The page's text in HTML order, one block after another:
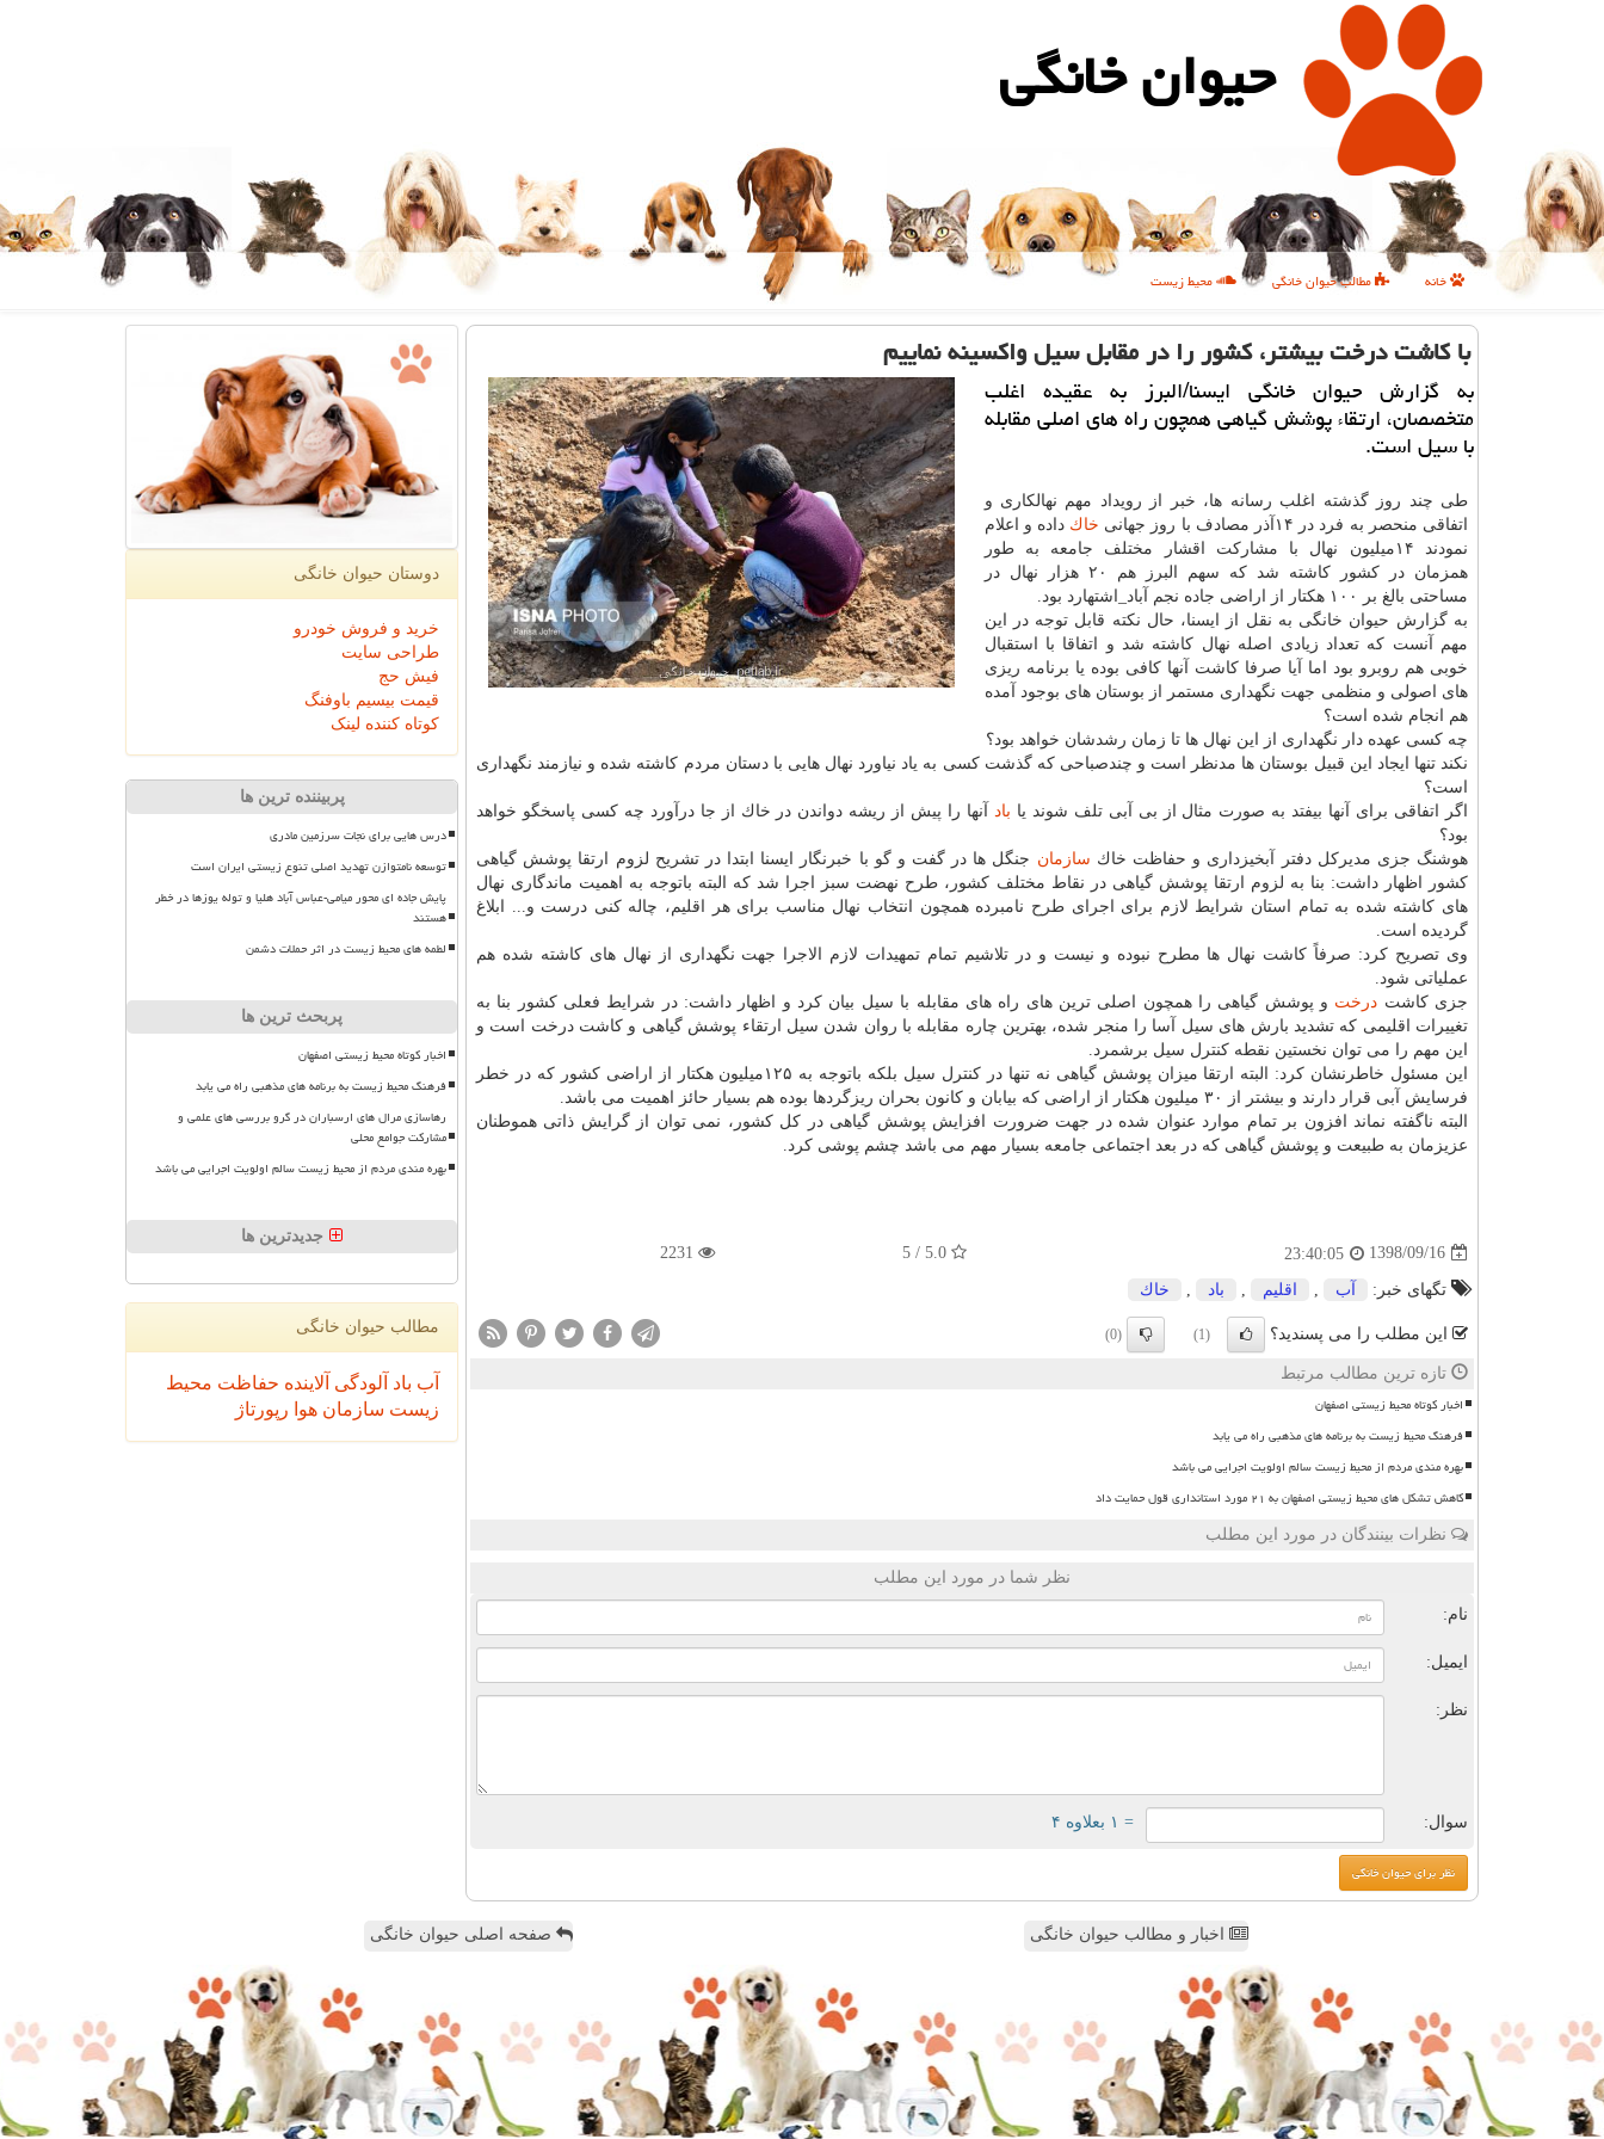
حیوان خانگی
خانه مطالب حیوان خانگی محیط زیست
با كاشت درخت بیشتر، كشور را در مقابل سیل واكسینه نماییم
به گزارش حیوان خانگی ایسنا/البرز به عقیده اغلب
متخصصان، ارتقاء پوشش گیاهی همچون راه های اصلی مقابله
با سیل است.
طی چند روز گذشته اغلب رسانه ها، خبر از رویداد مهم نهالكاری و
اتفاقی منحصر به فرد در ۱۴آذر مصادف با روز جهانی
خاك داده و اعلام
نمودند ۱۴میلیون نهال با مشاركت اقشار مختلف جامعه به طور
همزمان در كشور كاشته شد كه سهم البرز هم ۲۰ هزار نهال در
مساحتی بالغ بر ۱۰۰ هكتار از اراضی جاده نجم آباد_اشتهارد بود.
به گزارش حیوان خانگی به نقل از ایسنا، حال نكته قابل توجه در این
مهم آنست كه تعداد زیادی اصله نهال كاشته شد و اتفاقا با استقبال
خوبی هم روبرو بود اما آیا صرفا كاشت آنها كافی بوده یا برنامه ریزی
های اصولی و منظمی جهت نگهداری مستمر از بوستان های بوجود آمده
هم انجام شده است؟
چه كسی عهده دار نگهداری از این نهال ها تا زمان رشدشان خواهد بود؟
نكند تنها ایجاد این قبیل بوستان ها مدنظر است و چندصباحی كه گذشت كسی به یاد نیاورد نهال هایی با دستان مردم كاشته شده و نیازمند نگهداری
است؟
اگر اتفاقی برای آنها بیفتد به صورت مثال از بی آبی تلف شوند یا باد آنها را پیش از ریشه دواندن در خاك از جا درآورد چه كسی پاسخگو خواهد
بود؟
هوشنگ جزی مدیركل دفتر آبخیزداری و حفاظت خاك سازمان جنگل ها در گفت و گو با خبرنگار ایسنا ابتدا در تشریح لزوم ارتقا پوشش گیاهی
كشور اظهار داشت: بنا به لزوم ارتقا پوشش گیاهی در نقاط مختلف كشور، طرح نهضت سبز اجرا شد كه البته باتوجه به اهمیت ماندگاری نهال
های كاشته شده به تمام استان شرایط لازم برای اجرای طرح نامبرده همچون انتخاب نهال مناسب برای هر اقلیم، چاله كنی درست و... ابلاغ
گردیده است.
وی تصریح كرد: صرفاً كاشت نهال ها مطرح نبوده و نیست و در تلاشیم تمام تمهیدات لازم الاجرا جهت نگهداری از نهال های كاشته شده هم
عملیاتی شود.
جزی كاشت درخت و پوشش گیاهی را همچون اصلی ترین های راه های مقابله با سیل بیان كرد و اظهار داشت: در شرایط فعلی كشور بنا به
تغییرات اقلیمی كه تشدید بارش های سیل آسا را منجر شده، بهترین چاره مقابله با روان شدن سیل ارتقاء پوشش گیاهی و كاشت درخت است و
این مهم را می توان نخستین نقطه كنترل سیل برشمرد.
این مسئول خاطرنشان كرد: البته ارتقا میزان پوشش گیاهی نه تنها در كنترل سیل بلكه باتوجه به ۱۲۵میلیون هكتار از اراضی كشور كه در خطر
فرسایش آبی قرار دارند و بیشتر از ۳۰ میلیون هكتار از اراضی كه بیابان و كانون بحران ریزگردها بوده هم بسیار حائز اهمیت می باشد.
البته ناگفته نماند افزون بر تمام موارد عنوان شده در جهت ضرورت افزایش پوشش گیاهی در كل كشور، نمی توان از گرایش ذاتی هموطنان
عزیزمان به طبیعت و پوشش گیاهی كه در بعد اجتماعی جامعه بسیار مهم می باشد چشم پوشی كرد.
1398/09/16
23:40:05
5.0 / 5
2231
تگهای خبر: آب اقلیم باد خاك
این مطلب را می پسندید؟ (1)
(0)
تازه ترین مطالب مرتبط
اخبار کوتاه محیط زیستی اصفهان
فرهنگ محیط زیست به برنامه های مذهبی راه می یابد
بهره مندی مردم از محیط زیست سالم اولویت اجرایی می باشد
کاهش تشکل های محیط زیستی اصفهان به ۲۱ مورد استانداری قول حمایت داد
نظرات بینندگان در مورد این مطلب
نظر شما در مورد این مطلب
نام:
ایمیل:
نظر:
سوال: = ۱ بعلاوه ۴
دوستان حیوان خانگی
خرید و فروش خودرو
طراحی سایت
فیش حج
قیمت بیسیم باوفنگ
کوتاه کننده لینک
پربیننده ترین ها
درس هایی برای نجات سرزمین مادری
توسعه نامتوازن تهدید اصلی تنوع زیستی ایران است
پایش جاده ای محور میامی-عباس آباد هلیا و توله یوزها در خطر
هستند
لطمه های محیط زیست در اثر حملات دشمن
پربحث ترین ها
اخبار کوتاه محیط زیستی اصفهان
فرهنگ محیط زیست به برنامه های مذهبی راه می یابد
رهاسازی مرال های ارسباران در گرو بررسی های علمی و
مشارکت جوامع محلی
بهره مندی مردم از محیط زیست سالم اولویت اجرایی می باشد
جدیدترین ها
مطالب حیوان خانگی
آب باد آلودگی آلاینده حفاظت محیط
زیست سازمان هوا رپورتاژ
اخبار و مطالب حیوان خانگی صفحه اصلی حیوان خانگی